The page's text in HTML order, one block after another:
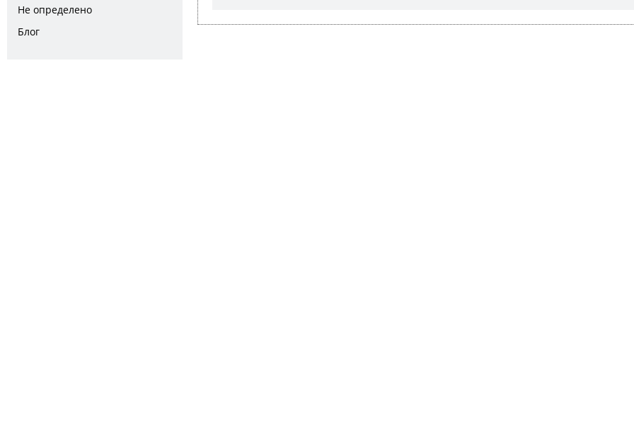
Не определено
Блог